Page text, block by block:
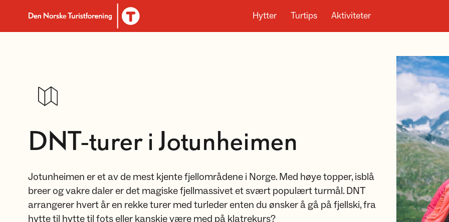
Til DNT.no forside
Hytter Turtips Aktiviteter
DNT-turer i Jotunheimen
Jotunheimen er et av de mest kjente fjellområdene i Norge. Med høye topper, isblå
breer og vakre daler er det magiske fjellmassivet et svært populært turmål. DNT
arrangerer hvert år en rekke turer med turleder enten du ønsker å gå på fjellski, fra
hytte til hytte til fots eller kanskje være med på klatrekurs?